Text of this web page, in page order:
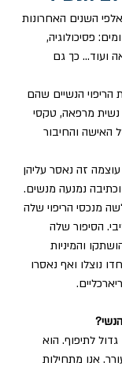
השנים האחרונות
פסיכולוגיה,
ועוד... כך גם
הריפוי הנשיים שהם
נשית מרפאה, טקסי
האישה והחיבור
זה נאסר עליהן
נמנעה מנשים.
מנכסי הריפוי שלה
הסיפור שלה
והמיניות
נוצלו ואף נאסרו
לתיפוף. הוא
אנו מתחילות